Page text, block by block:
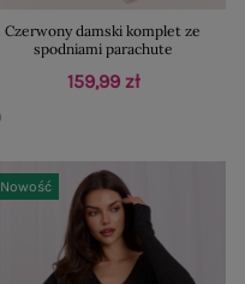
Czerwony damski komplet ze
spodniami parachute
159,99 zł
Nowość